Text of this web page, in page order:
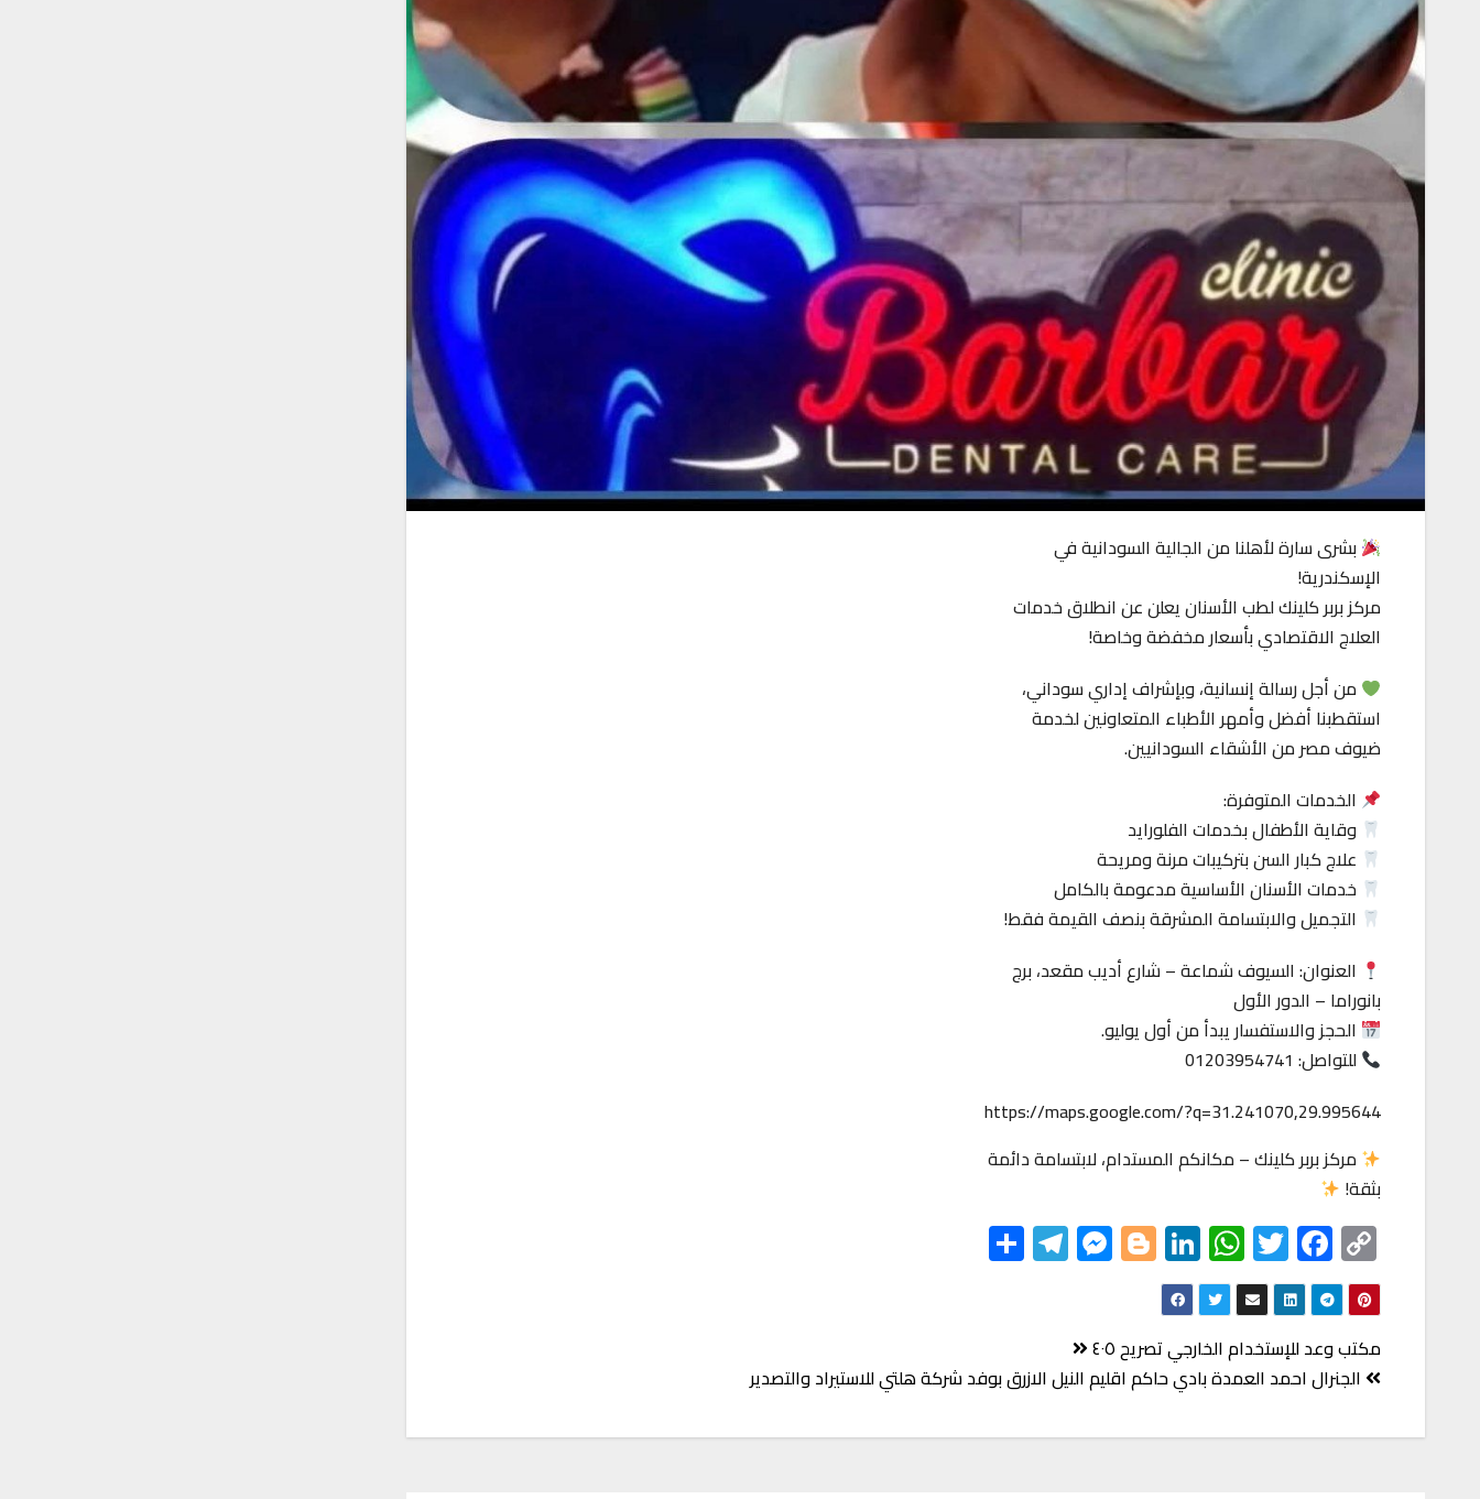
بشرى سارة لأهلنا من الجالية السودانية في
الإسكندرية!
مركز بربر كلينك لطب الأسنان يعلن عن انطلاق خدمات
العلاج الاقتصادي بأسعار مخفضة وخاصة!
من أجل رسالة إنسانية، وبإشراف إداري سوداني،
استقطبنا أفضل وأمهر الأطباء المتعاونين لخدمة
ضيوف مصر من الأشقاء السودانيين.
الخدمات المتوفرة:
وقاية الأطفال بخدمات الفلورايد
علاج كبار السن بتركيبات مرنة ومريحة
خدمات الأسنان الأساسية مدعومة بالكامل
التجميل والابتسامة المشرقة بنصف القيمة فقط!
العنوان: السيوف شماعة – شارع أديب مقعد، برج
بانوراما – الدور الأول
الحجز والاستفسار يبدأ من أول يوليو.
للتواصل: 01203954741
https://maps.google.com/?q=31.241070,29.995644
مركز بربر كلينك – مكانكم المستدام، لابتسامة دائمة
بثقة!
C
o
p
y
Li
nk
F
ac
eb
o
o
k
T
wi
tt
er
W
h
at
s
A
p
p
Li
nk
ed
In
Bl
o
er
M
es
n
ge
r
Te
le
m تصفّح
المقالات
مكتب وعد للإستخدام الخارجي تصريح ٤٠٥
الجنرال احمد العمدة بادي حاكم اقليم النيل الازرق بوفد شركة هلتي للاستيراد والتصدير